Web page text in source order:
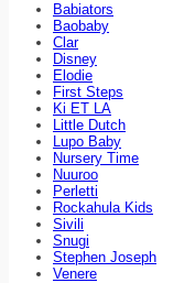
Babiators
Baobaby
Clar
Disney
Elodie
First Steps
Ki ET LA
Little Dutch
Lupo Baby
Nursery Time
Nuuroo
Perletti
Rockahula Kids
Sivili
Snugi
Stephen Joseph
Venere